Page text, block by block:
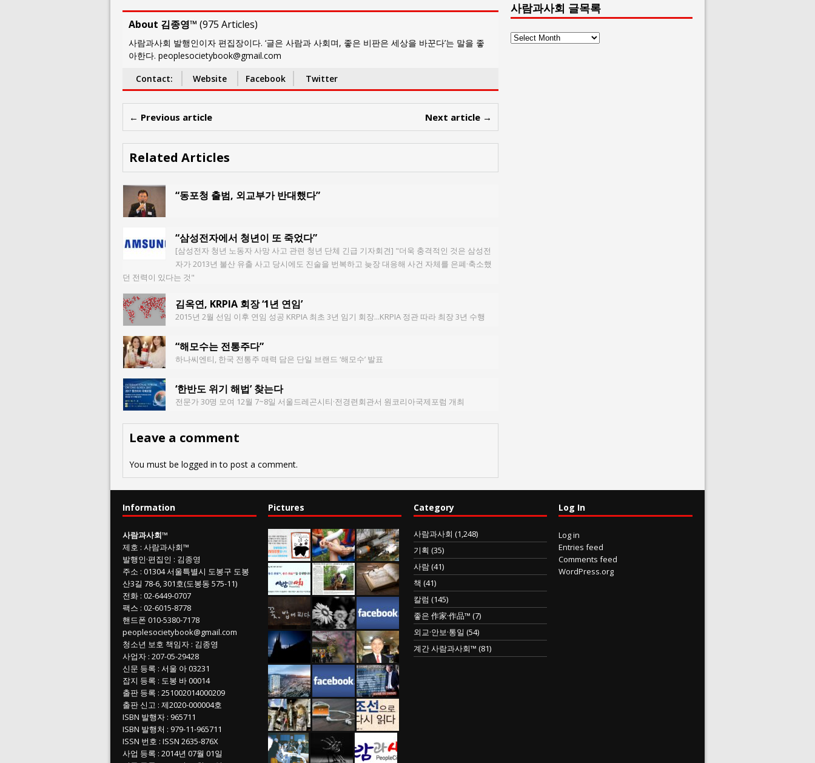
About 김종영™ (975 Articles)
사람과사회 발행인이자 편집장이다. ‘글은 사람과 사회며, 좋은 비판은 세상을 바꾼다’는 말을 좋
아한다. peoplesocietybook@gmail.com
Contact:
Website Facebook Twitter
← Previous article Next article →
Related Articles
“동포청 출범, 외교부가 반대했다”
“삼성전자에서 청년이 또 죽었다”
[삼성전자 청년 노동자 사망 사고 관련 청년 단체 긴급 기자회견] "더욱 충격적인 것은 삼성전
자가 2013년 불산 유출 사고 당시에도 진술을 번복하고 늦장 대응해 사건 자체를 은폐·축소했
던 전력이 있다는 것"
김옥연, KRPIA 회장 ‘1년 연임’
2015년 2월 선임 이후 연임 성공 KRPIA 최초 3년 임기 회장...KRPIA 정관 따라 최장 3년 수행
“해모수는 전통주다”
하나씨엔티, 한국 전통주 매력 담은 단일 브랜드 ‘해모수’ 발표
‘한반도 위기 해법’ 찾는다
전문가 30명 모여 12월 7~8일 서울드레곤시티·전경련회관서 원코리아국제포럼 개최
Leave a comment
You must be logged in to post a comment.
사람과사회 글목록
사
Information
사람과사회™
제호 : 사람과사회™
발행인·편집인 : 김종영
주소 : 01304서울특별시 도봉구 도봉
산3길 78-6, 301호(도봉동 575-11)
전화 : 02-6449-0707
팩스 : 02-6015-8778
핸드폰 010-5380-7178
peoplesocietybook@gmail.com
청소년 보호 책임자 : 김종영
사업자 : 207-05-29428
신문 등록 : 서울 아 03231
잡지 등록 : 도봉 바 00014
출판 등록 : 251002014000209
출판 신고 : 제2020-000004호
ISBN 발행자 : 965711
ISBN 발행처 : 979-11-965711
ISSN 번호 : ISSN 2635-876X
사업 등록 : 2014년 07월 01일
Pictures Category
사람과사회 (1,248)
기획 (35)
사람(41)
책 (41)
칼럼 (145)
좋은 作家·作品™ (7)
외교·안보·통일 (54)
계간 사람과사회™ (81)
Log In
Log in
Entries feed
Comments feed
WordPress.org